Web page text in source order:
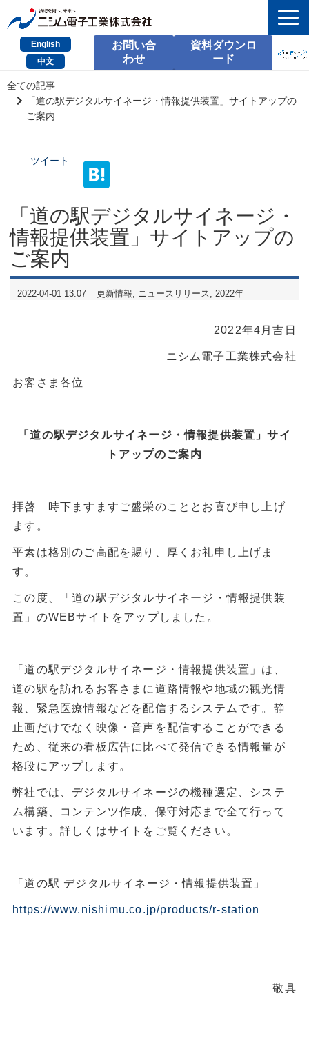
English
中文
お問い合
わせ
資料ダウンロ
ード
会社情報
サポート情報
お問い合わせ
全ての記事
「道の駅デジタルサイネージ・情報提供装置」サイトアップの
ご案内
ツイート
「道の駅デジタルサイネージ・
情報提供装置」サイトアップの
ご案内
2022-04-01 13:07 更新情報 ニュースリリース 2022年
2022年4月吉日
ニシム電子工業株式会社
お客さま各位
「道の駅デジタルサイネージ・情報提供装置」サイ
トアップのご案内
拝啓 時下ますますご盛栄のこととお喜び申し上げ
ます。
平素は格別のご高配を賜り、厚くお礼申し上げま
す。
この度、「道の駅デジタルサイネージ・情報提供装
置」のWEBサイトをアップしました。
「道の駅デジタルサイネージ・情報提供装置」は、
道の駅を訪れるお客さまに道路情報や地域の観光情
報、緊急医療情報などを配信するシステムです。静
止画だけでなく映像・音声を配信することができる
ため、従来の看板広告に比べて発信できる情報量が
格段にアップします。
弊社では、デジタルサイネージの機種選定、システ
ム構築、コンテンツ作成、保守対応まで全て行って
います。詳しくはサイトをご覧ください。
「道の駅 デジタルサイネージ・情報提供装置」
https://www.nishimu.co.jp/products/r-station
敬具